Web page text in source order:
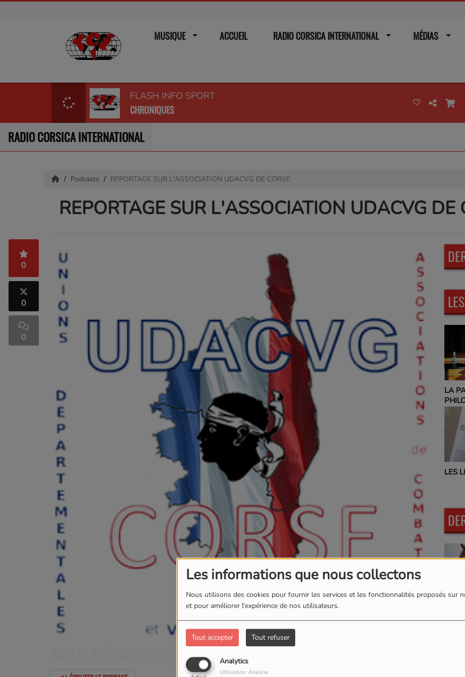
Les informations que nous collectons
Nous utilisons des cookies pour fournir les services et les fonctionnalités proposés sur
et pour améliorer l'expérience de nos utilisateurs.
Tout accepter Tout refuser
Analytics
Utilisation: Analyse
MUSIQUE ACCUEIL RADIO CORSICA INTERNATIONAL MÉDIAS
FLASH INFO SPORT
CHRONIQUES
RADIO CORSICA INTERNATIONAL
Podcasts REPORTAGE SUR L'ASSOCIATION UDACVG DE CORSE
REPORTAGE SUR L'ASSOCIATION UDACVG DE
0
0
0
19 FÉVRIER 2023 - 1115 VUES
HOROSCOPE 9H00 ET
L'INSTANT BIEN-ETRE
LA
LES